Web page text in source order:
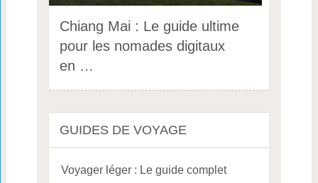
Chiang Mai : Le guide ultime
pour les nomades digitaux
en …
GUIDES DE VOYAGE
Voyager léger : Le guide complet